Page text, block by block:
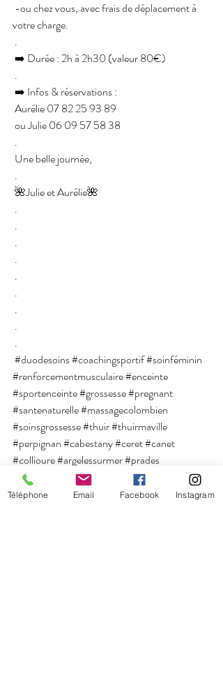
votre charge.
.
➡️ Durée : 2h à 2h30 (valeur 80€)
.
➡️ Infos & réservations :
Aurélie 07 82 25 93 89
ou Julie 06 09 57 58 38
.
Une belle journée,
.
🌺Julie et Aurélie🌺
.
.
.
.
.
.
.
.
.
#duodesoins#coachingsportif#soinféminin
#renforcementmusculaire#enceinte
#sportenceinte#grossesse#pregnant
#santenaturelle#massagecolombien
#soinsgrossesse#thuir#thuirmaville
#perpignan#cabestany#ceret#canet
#collioure#argelessurmer#prades
#toulouges
#elne#rivesaltes
#vivredesapassion
#soinenergetique
Téléphone Email Facebook Instagram